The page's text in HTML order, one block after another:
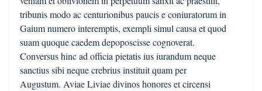
tribunis modo ac centurionibus paucis e coniuratorum in
Gaium numero interemptis, exempli simul causa et quod
suam quoque caedem depoposcisse cognoverat.
Conversus hinc ad officia pietatis ius iurandum neque
sanctius sibi neque crebrius instituit quam per
Augustum. Aviae Liviae divinos honores et circensi